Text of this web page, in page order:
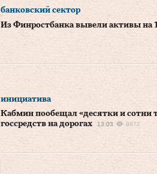
банковский сектор
Из Финростбанка вывели активы на
инициатива
Кабмин пообещал «десятки и сотни
госсредств на дорогах
13:03 9872